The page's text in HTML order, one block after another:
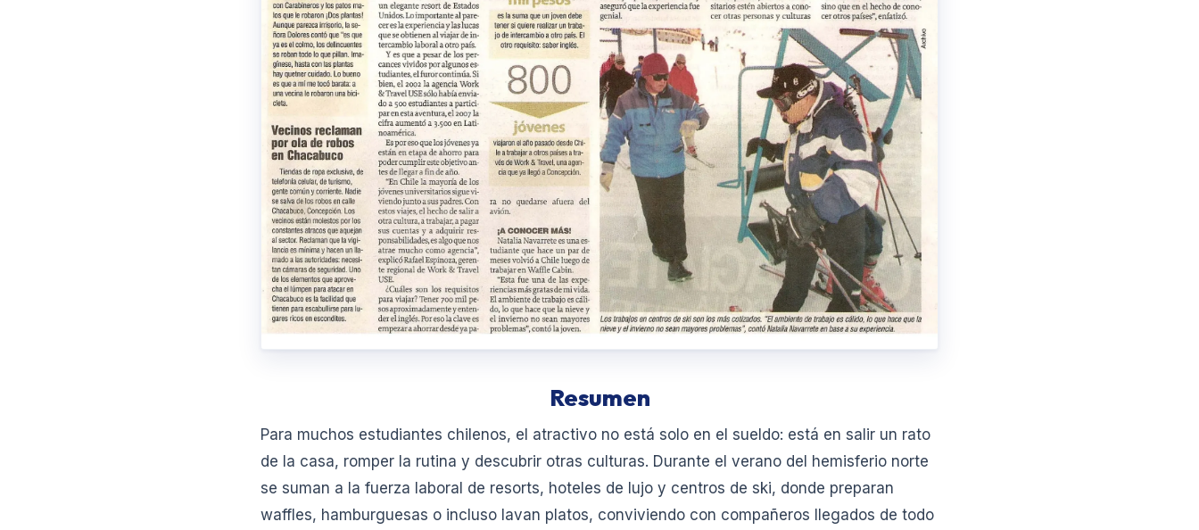
Resumen
Para muchos estudiantes chilenos, el atractivo no está solo en el sueldo: está en salir un rato
de la casa, romper la rutina y descubrir otras culturas. Durante el verano del hemisferio norte
se suman a la fuerza laboral de resorts, hoteles de lujo y centros de ski, donde preparan
waffles, hamburguesas o incluso lavan platos, conviviendo con compañeros llegados de todo